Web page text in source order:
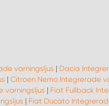
varningsljus | Dacia
| Citroen Nemo Integrerade
varningsljus | Fiat Fullback
| Fiat Ducato